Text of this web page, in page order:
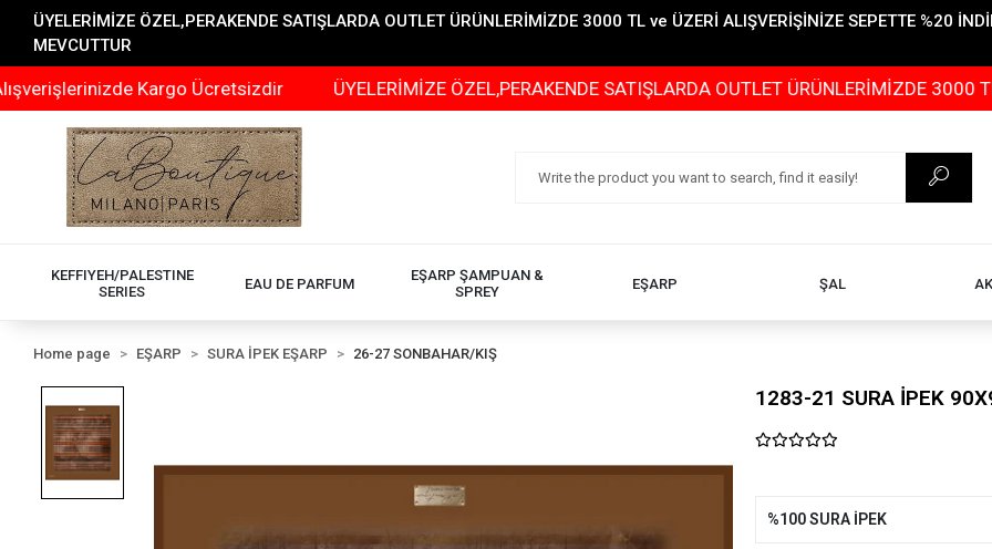
ÜYELERİMİZE ÖZEL,PERAKENDE SATIŞLARDA OUTLET ÜRÜNLERİMİZDE 3000 TL ve ÜZERİ ALIŞVERİŞİNİZE SEPETTE %20
MEVCUTTUR
Kargo Ücretsizdir ÜYELERİMİZE ÖZEL,PERAKENDE SATIŞLARDA OUTLET ÜRÜNLERİMİZDE 3000 TL ve
KEFFIYEH/PALESTINE
SERIES
EAU DE PARFUM
EŞARP ŞAMPUAN &
SPREY
EŞARP ŞAL
Home page EŞARP SURA İPEK EŞARP 26-27 SONBAHAR/KIŞ
1283-21 SURA İPEK
%100 SURA İPEK